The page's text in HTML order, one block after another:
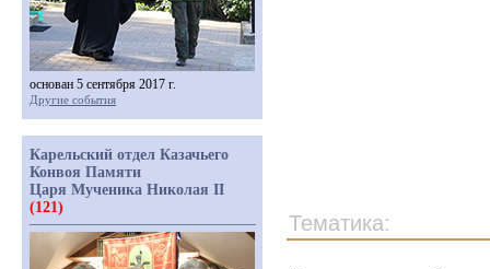
Тематика:
основан 5 сентября 2017 г.
Другие события
Карельский отдел Казачьего
Конвоя Памяти
Царя Мученика Николая II
(121)